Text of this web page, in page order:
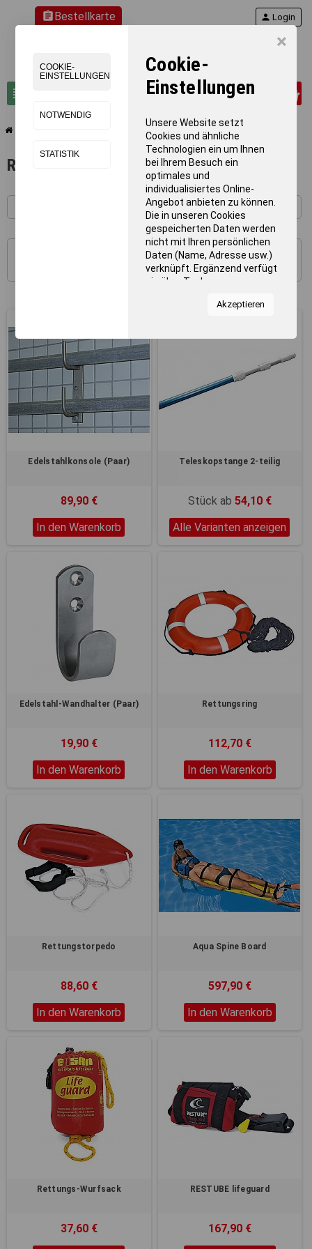
×
COOKIE-
EINSTELLUNGEN
NOTWENDIG
STATISTIK
Cookie-
Einstellungen
Unsere Website setzt
Cookies und ähnliche
Technologien ein um Ihnen
bei Ihrem Besuch ein
optimales und
individualisiertes Online-
Angebot anbieten zu können.
Die in unseren Cookies
gespeicherten Daten werden
nicht mit Ihren persönlichen
Daten (Name, Adresse usw.)
verknüpft. Ergänzend verfügt
sie über Tools von
Statistiken zur Nutzung
zum Anzeigen relevanter
Inhalte. Durch Klicken auf
"Alles erlauben" stimmen Sie
dem Einsatz von Cookies und
ähnlichen Technologien zu
den vorgenannten Zwecken
zu. Durch Klicken auf
treffen und erteilte
Nähere Informationen,
insbesondere zu
Einstellungs- und
Sie können durch die
Navigation auf die
Registerkarten auf der linken
Seite alle Ihre Cookie-
Einstellungen anzupassen.
Akzeptieren
assignmentBestellkarte
view_headline search
person Login
Rettungsausrüstung
Rettungsausrüstung
Edelstahlkonsole (Paar)
89,90 €
In den Warenkorb
Teleskopstange 2-teilig
Stück ab 54,10 €
Alle Varianten anzeigen
Edelstahl-Wandhalter (Paar)
19,90 €
In den Warenkorb
Rettungsring
112,70 €
In den Warenkorb
Rettungstorpedo
88,60 €
In den Warenkorb
Aqua Spine Board
597,90 €
In den Warenkorb
Rettungs-Wurfsack
37,60 €
RESTUBE lifeguard
167,90 €